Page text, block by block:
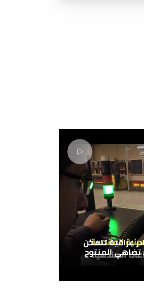
عراقية تتمكن
تضاهي المنتوج